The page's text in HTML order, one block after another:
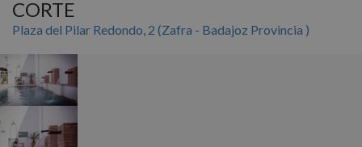
CORTE
Plaza del Pilar Redondo, 2 (Zafra - Badajoz Provincia )